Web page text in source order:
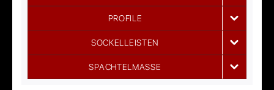
PROFILE
SOCKELLEISTEN
SPACHTELMASSE